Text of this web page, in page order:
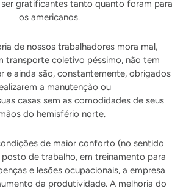
gratificantes tanto quanto foram para
os americanos.
de nossos trabalhadores mora mal,
transporte coletivo péssimo, não tem
e ainda são, constantemente, obrigados
a manutenção ou
casas sem as comodidades de seus
do hemisfério norte.
de maior conforto (no sentido
de trabalho, em treinamento para
e lesões ocupacionais, a empresa
da produtividade. A melhoria do